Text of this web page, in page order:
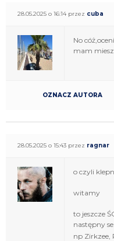
28.05.2025 o 16:14 przez cuba
No
mam
OZNACZ AUTORA
28.05.2025 o 15:43 przez ragnar
o czyli
witamy
to jeszcze
następny
np Zirkzee,